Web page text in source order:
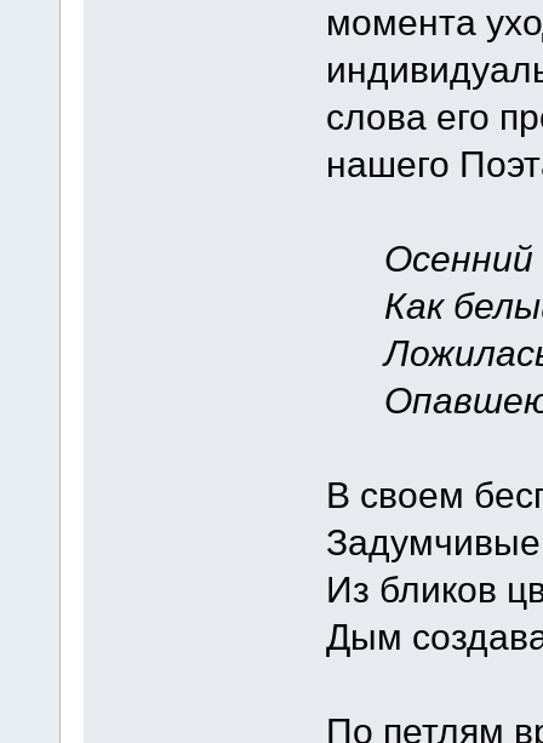
момента
слова его
нашего
Осенний
Как
Ложилась
Опавшею
В своем
Из бликов
Дым
По петлям